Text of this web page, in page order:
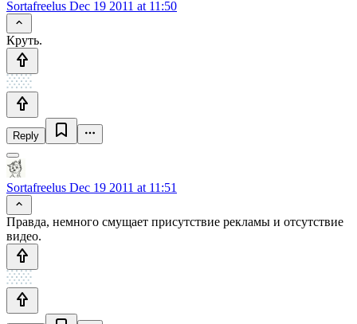
Sortafreelus Dec 19 2011 at 11:50
Круть.
Reply
Sortafreelus Dec 19 2011 at 11:51
Правда, немного смущает присутствие рекламы и отсутствие
видео.